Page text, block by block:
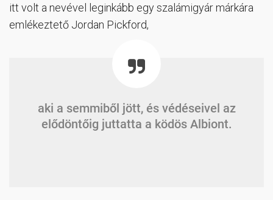
itt volt a nevével leginkább egy szalámigyár márkára
emlékeztető Jordan Pickford,
aki a semmiből jött, és védéseivel az
elődöntőig juttatta a ködös Albiont.